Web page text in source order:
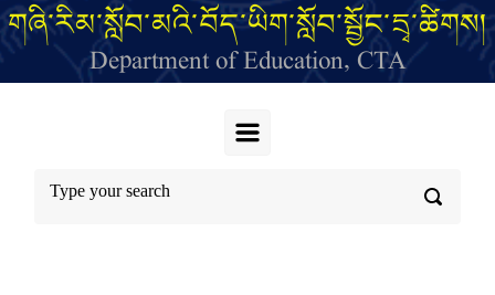
གཞི་རིམ་སློབ་མའི་བོད་ཡིག་སློབ་སྦྱོང་དྲྭ་ཚིགས།
Department of Education, CTA